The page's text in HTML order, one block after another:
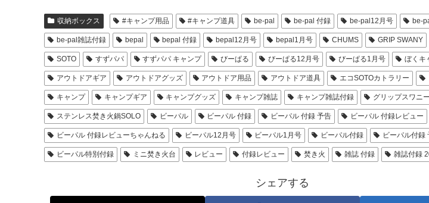
収納ボックス #キャンプ用品 #キャンプ道具 be-pal be-pal 付録 be-pal12月号 be-
be-pal雑誌付録 bepal bepal 付録 bepal12月号 bepal1月号 CHUMS GRIP SWANY
SOTO すずパパ すずパパ キャンプ びーぱる びーぱる12月号 びーぱる1月号 ぼくキ
アウトドアギア アウトドアグッズ アウトドア用品 アウトドア道具 エコSOTOカトラリー
キャンプ キャンプギア キャンプグッズ キャンプ雑誌 キャンプ雑誌付録 グリップスワニー
ステンレス焚き火鍋SOLO ビーパル ビーパル 付録 ビーパル 付録 予告 ビーパル 付録レビュー
ビーパル 付録レビューちゃんねる ビーパル12月号 ビーパル1月号 ビーパル付録 ビーパル付録
ビーパル特別付録 ミニ焚き火台 レビュー 付録レビュー 焚き火 雑誌 付録 雑誌付録
シェアする